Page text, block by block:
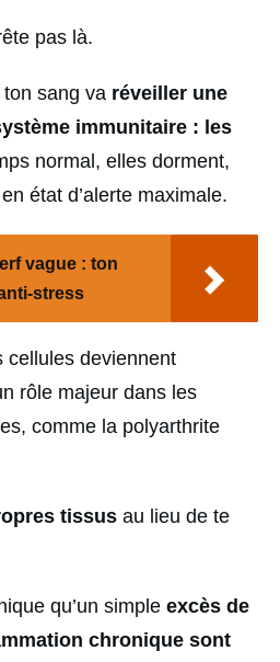
pas là.
sang va réveiller une
immunitaire : les
normal, elles dorment,
état d’alerte maximale.
vague : ton
stress
cellules deviennent
rôle majeur dans les
comme la polyarthrite
tissus au lieu de te
qu’un simple excès de
chronique sont